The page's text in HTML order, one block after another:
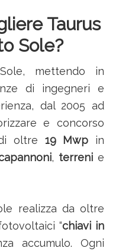
Taurus
Sole?
mettendo in
di ingegneri e
dal 2005 ad
e concorso
oltre 19 Mwp in
, terrenie
realizza da oltre
“chiavi in
accumulo. Ogni